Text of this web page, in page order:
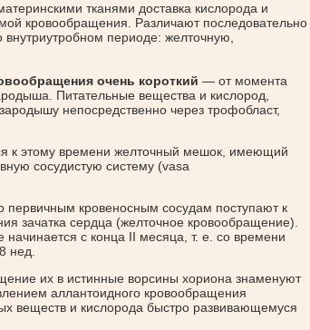
тканями доставка кислорода и
кровообращения. Различают последовательно
периоде: желточную,
очень короткий — от момента
Питательные вещества и кислород,
непосредственно через трофобласт,
к этому времени желточный мешок, имеющий
сосудистую систему (vasa
кровеносным сосудам поступают к
зачатка сердца (желточное кровообращение).
с конца II месяца, т. е. со времени
нед.
их в истинные ворсины хориона знаменуют
аллантоидного кровообращения
веществ и кислорода быстро развивающемуся